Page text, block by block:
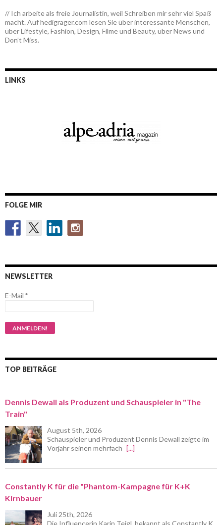
// Ich arbeite als freie Journalistin, weil Schreiben mir sehr viel Spaß
macht. Auf hedigrager.com lesen Sie über interessante Menschen,
über Lifestyle, Fashion, Design, Filme und Beauty, über News und
Don’t Miss.
LINKS
FOLGE MIR
NEWSLETTER
E-Mail *
TOP BEITRÄGE
Dennis Dewall als Produzent und Schauspieler in "The
Train"
August 5th, 2026
Schauspieler und Produzent Dennis Dewall zeigte im
Vorjahr seinen mehrfach [...]
Constantly K für die "Phantom-Kampagne für K+K
Kirnbauer
Juli 25th, 2026
Die Influencerin Karin Teigl, bekannt als Constantly K,